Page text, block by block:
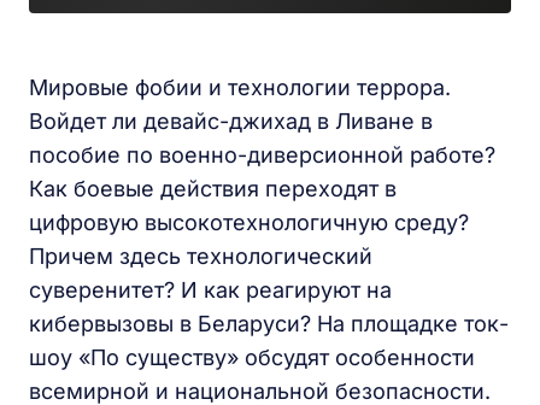
Мировые фобии и технологии террора.
Войдет ли девайс-джихад в Ливане в
пособие по военно-диверсионной работе?
Как боевые действия переходят в
цифровую высокотехнологичную среду?
Причем здесь технологический
суверенитет? И как реагируют на
кибервызовы в Беларуси? На площадке ток-
шоу «По существу» обсудят особенности
всемирной и национальной безопасности.